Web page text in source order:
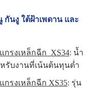
นงู ใต้ฝ้าเพดาน และ
กรงเหล็กฉีก XS34: น้ำ
รับงานที่เน้นต้นทุนต่ำ
กรงเหล็กฉีก XS35: รุ่น